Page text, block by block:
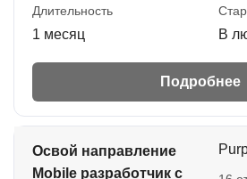
Длительность
1 месяц В
Подробнее
Освой направление
Mobile разработчик с